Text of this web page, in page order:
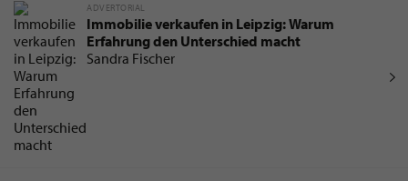
ADVERTORIAL
Immobilie verkaufen in Leipzig: Warum
Erfahrung den Unterschied macht
Sandra Fischer